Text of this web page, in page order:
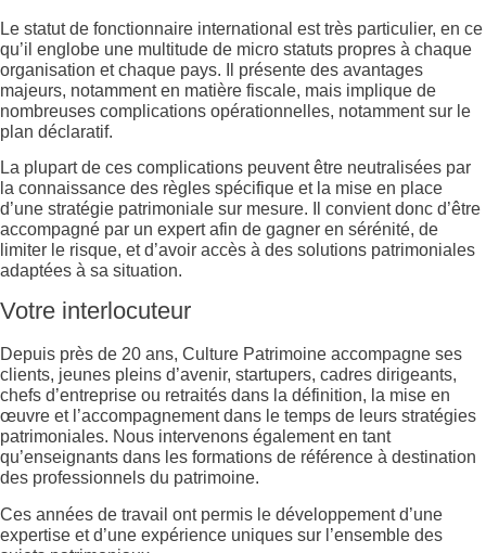
Le statut de fonctionnaire international est très particulier, en ce
qu’il englobe une multitude de micro statuts propres à chaque
organisation et chaque pays. Il présente des avantages
majeurs, notamment en matière fiscale, mais implique de
nombreuses complications opérationnelles, notamment sur le
plan déclaratif.
La plupart de ces complications peuvent être neutralisées par
la connaissance des règles spécifique et la mise en place
d’une stratégie patrimoniale sur mesure. Il convient donc d’être
accompagné par un expert afin de gagner en sérénité, de
limiter le risque, et d’avoir accès à des solutions patrimoniales
adaptées à sa situation.
Votre interlocuteur
Depuis près de 20 ans, Culture Patrimoine accompagne ses
clients, jeunes pleins d’avenir, startupers, cadres dirigeants,
chefs d’entreprise ou retraités dans la définition, la mise en
œuvre et l’accompagnement dans le temps de leurs stratégies
patrimoniales. Nous intervenons également en tant
qu’enseignants dans les formations de référence à destination
des professionnels du patrimoine.
Ces années de travail ont permis le développement d’une
expertise et d’une expérience uniques sur l’ensemble des